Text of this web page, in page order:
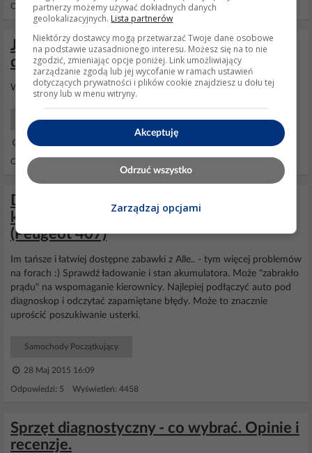
Odpowiedzi: 11 Wyświetleń: 79221
Jak zdobyć program diagnostyczny Lexia
dla aut PSA?
Wejść na Aliexpress i wpisać LexiaalboDiagbox:)
Samochody Sprzęt Diagnostyczny
22 Lis 2024 10:04
Odpowiedzi: 8 Wyświetleń: 2433
DIAGBOX-LEXIA: Błąd wspomagania
kierownicy po zmianach w kalkulatorach
(Peugeot 407)
Im tańsze i łatwiej dostępne zabawki z Alle.. - tym więcej problemów
na forach :) Sprawdź ładowanie i stan akumulatora. Może "zabrakło
prądu" na wspomaganie kierownicy. Najlepiej podłączyć auto pod
diagnoskop i odczytać zapamiętane błędy. Może to znacznie
uprościć poszukiwanie usterki.
Samochody Początkujący
28 Maj 2015 16:09
Odpowiedzi: 5 Wyświetleń: 4458
Sprzęt diagnostyczny - co wybrać. Opinie i
recenzje.
partnerzy możemy używać dokładnych danych
geolokalizacyjnych. Lista partnerów
Niektórzy dostawcy mogą przetwarzać Twoje dane osobowe
na podstawie uzasadnionego interesu. Możesz się na to nie
zgodzić, zmieniając opcje poniżej. Link umożliwiający
zarządzanie zgodą lub jej wycofanie w ramach ustawień
dotyczących prywatności i plików cookie znajdziesz u dołu tej
strony lub w menu witryny.
Akceptuję
Odrzuć wszystko
Zarządzaj opcjami